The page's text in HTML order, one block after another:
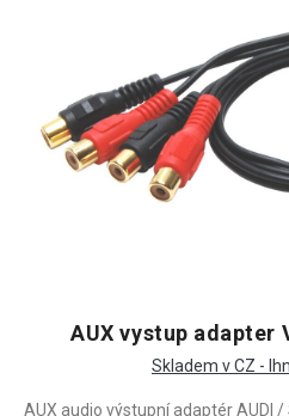
AUX vystup adapter
Skladem v CZ -
AUX audio výstupní adaptér AUDI /